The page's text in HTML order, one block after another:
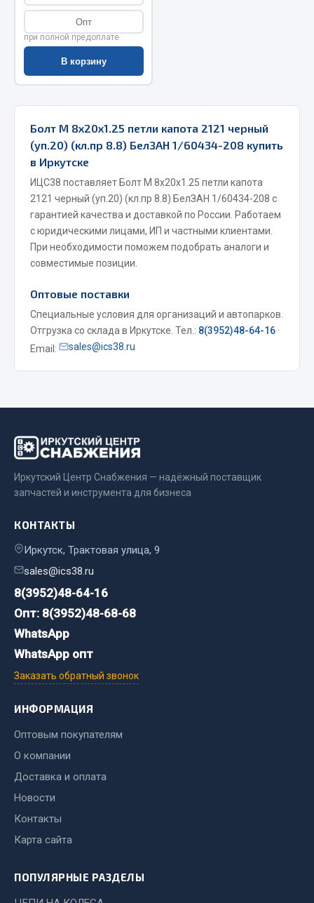
Амортизаторы для полуприцепов
Весь раздел
Запчасти КамАЗ
Система питания
Система выпуска газа
Система охлаждения
Сцепление
Коробка передач
Коробка передач ZF
Показать ещё
Весь раздел
Запчасти МАЗ
Система питания
Тормозная система
Окно ветровое
Электрооборудование
Весь раздел
Двигатель
Мост задний
Система питания
Система выпуска газа
Сцепление
Тормозная система
Запчасти ЯМЗ
Опт
при полной предоплате
В корзину
Болт М 8х20х1.25 петли капота 2121 черный
(уп.20) (кл.пр 8.8) БелЗАН 1/60434-208 купить
в Иркутске
ИЦС38 поставляет Болт М 8х20х1.25 петли капота
2121 черный (уп.20) (кл.пр 8.8) БелЗАН 1/60434-208 с
гарантией качества и доставкой по России. Работаем
с юридическими лицами, ИП и частными клиентами.
При необходимости поможем подобрать аналоги и
совместимые позиции.
Оптовые поставки
Специальные условия для организаций и автопарков.
Отгрузка со склада в Иркутске. Тел.: 8(3952)48-64-16 ·
Email:
sales@ics38.ru
Иркутский Центр Снабжения — надёжный поставщик
запчастей и инструмента для бизнеса
КОНТАКТЫ
Иркутск, Трактовая улица, 9
sales@ics38.ru
8(3952)48-64-16
Опт: 8(3952)48-68-68
WhatsApp
WhatsApp опт
Заказать обратный звонок
ИНФОРМАЦИЯ
Оптовым покупателям
О компании
Доставка и оплата
Новости
Контакты
Карта сайта
ПОПУЛЯРНЫЕ РАЗДЕЛЫ